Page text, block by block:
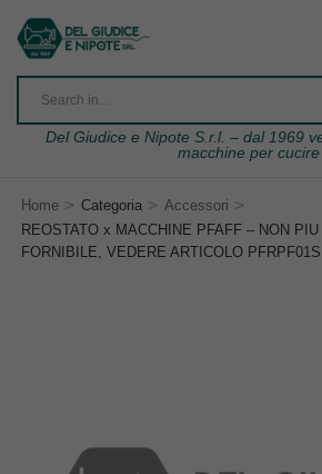
Del Giudice e Nipote S.r.l. – dal 1969
macchine per cucire
Home > Categoria > Accessori >
REOSTATO x MACCHINE PFAFF – NON PIU
FORNIBILE, VEDERE ARTICOLO